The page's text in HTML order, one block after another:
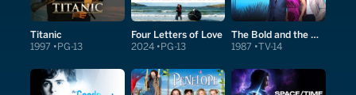
Titanic
1997 PG-13
Four Letters of Love
2024 PG-13
The Bold and the Beautiful
1987 TV-14